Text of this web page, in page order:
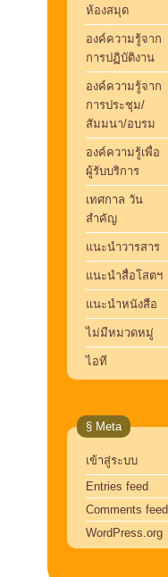
ห้องสมุด
องค์ความรู้จาก
การปฏิบัติงาน
องค์ความรู้จาก
การประชุม/
สัมมนา/อบรม
องค์ความรู้เพื่อ
ผู้รับบริการ
เทศกาล วัน
สำคัญ
แนะนำวารสาร
แนะนำสื่อโสตฯ
แนะนำหนังสือ
ไม่มีหมวดหมู่
ไอที
§ Meta
เข้าสู่ระบบ
Entries feed
Comments feed
WordPress.org